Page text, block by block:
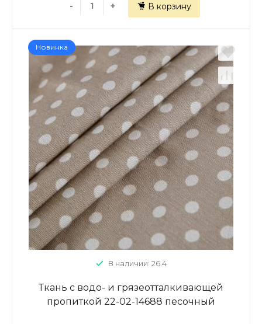
- + В корзину
Новинка
В наличии: 26.4
Ткань с водо- и грязеотталкивающей
пропиткой 22-02-14688 песочный